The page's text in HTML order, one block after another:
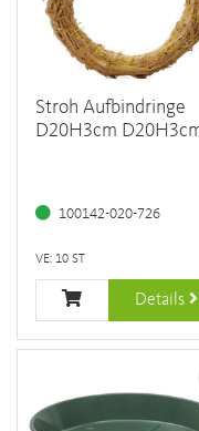
Stroh Aufbindringe
D20H3cm
100142-020-726
VE: 10 ST
Details